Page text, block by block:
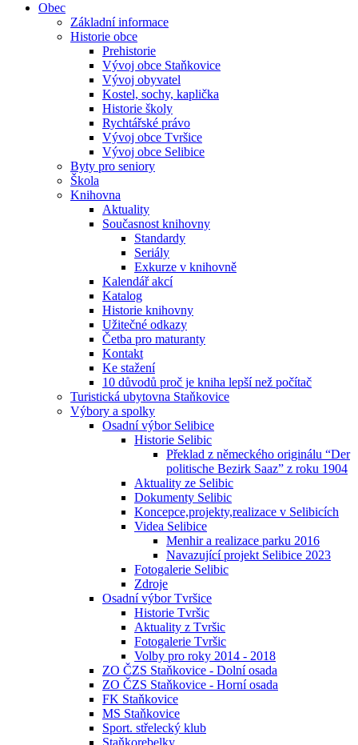
Obec
Základní informace
Historie obce
Prehistorie
Vývoj obce Staňkovice
Vývoj obyvatel
Kostel, sochy, kaplička
Historie školy
Rychtářské právo
Vývoj obce Tvršice
Vývoj obce Selibice
Byty pro seniory
Škola
Knihovna
Aktuality
Současnost knihovny
Standardy
Seriály
Exkurze v knihovně
Kalendář akcí
Katalog
Historie knihovny
Užitečné odkazy
Četba pro maturanty
Kontakt
Ke stažení
10 důvodů proč je kniha lepší než počítač
Turistická ubytovna Staňkovice
Výbory a spolky
Osadní výbor Selibice
Historie Selibic
Překlad z německého originálu “Der
politische Bezirk Saaz” z roku 1904
Aktuality ze Selibic
Dokumenty Selibic
Koncepce,projekty,realizace v Selibicích
Videa Selibice
Menhir a realizace parku 2016
Navazující projekt Selibice 2023
Fotogalerie Selibic
Zdroje
Osadní výbor Tvršice
Historie Tvršic
Aktuality z Tvršic
Fotogalerie Tvršic
Volby pro roky 2014 - 2018
ZO ČZS Staňkovice - Dolní osada
ZO ČZS Staňkovice - Horní osada
FK Staňkovice
MS Staňkovice
Sport. střelecký klub
Staňkorebelky